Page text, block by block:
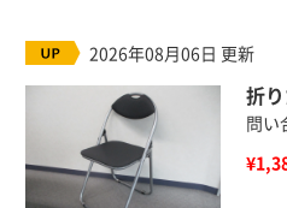
2026年08月06日 更新
折
問い